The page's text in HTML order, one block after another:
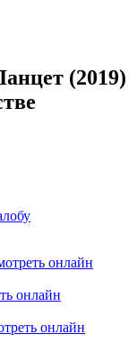
(2019)